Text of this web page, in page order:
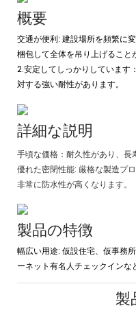
概要
交通が便利: 建設場所を頻繁に
梱包して全体を吊り上げること
2.安定してしっかりしています
対する強い耐性があります。
詳細な説明
手頃な価格：耐久性があり、長
優れた密閉性能: 厳格な製造プ
非​​常に防水性が高くなります。
製品の特徴
幅広い用途: 仮設住宅、仮事務
ーネット有名人チェックインな
製